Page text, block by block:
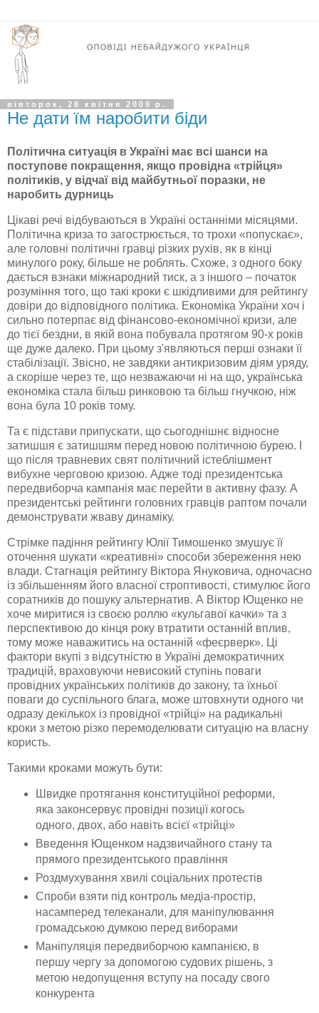
вівторок, 28 квітня 2009 р.
Не дати їм наробити біди
Політична ситуація в Україні має всі шанси на
поступове покращення, якщо провідна «трійця»
політиків, у відчаї від майбутньої поразки, не
наробить дурниць
Цікаві речі відбуваються в Україні останніми місяцями.
Політична криза то загострюється, то трохи «попускає»,
але головні політичні гравці різких рухів, як в кінці
минулого року, більше не роблять. Схоже, з одного боку
дається взнаки міжнародний тиск, а з іншого – початок
розуміння того, що такі кроки є шкідливими для рейтингу
довіри до відповідного політика. Економіка України хоч і
сильно потерпає від фінансово-економічної кризи, але
до тієї бездни, в якій вона побувала протягом 90-х років
ще дуже далеко. При цьому з'являються перші ознаки її
стабілізації. Звісно, не завдяки антикризовим діям уряду,
а скоріше через те, що незважаючи ні на що, українська
економіка стала більш ринковою та більш гнучкою, ніж
вона була 10 років тому.
Та є підстави припускати, що сьогоднішнє відносне
затишшя є затишшям перед новою політичною бурею. І
що після травневих свят політичний істеблішмент
вибухне черговою кризою. Адже тоді президентська
передвиборча кампанія має перейти в активну фазу. А
президентські рейтинги головних гравців раптом почали
демонструвати жваву динаміку.
Стрімке падіння рейтингу Юлії Тимошенко змушує її
оточення шукати «креативні» способи збереження нею
влади. Стагнація рейтингу Віктора Януковича, одночасно
із збільшенням його власноїстроптивості, стимулює його
соратників до пошуку альтернатив. А Віктор Ющенко не
хоче миритися із своєю роллю «кульгавої качки» та з
перспективою до кінця року втратити останній вплив,
тому може наважитись на останній «феєрверк». Ці
фактори вкупі з відсутністю в Україні демократичних
традицій, враховуючи невисокий ступінь поваги
провідних українських політиків до закону, та їхньої
поваги до суспільного блага, може штовхнути одного чи
одразу декількох із провідної «трійці» на радикальні
кроки з метою різко перемоделювати ситуацію на власну
користь.
Такими кроками можуть бути:
Швидке протягання конституційної реформи,
яка законсервує провідні позиції когось
одного, двох, або навіть всієї «трійці»
Введення Ющенком надзвичайного стану та
прямого президентського правління
Роздмухування хвилі соціальних протестів
Спроби взяти під контроль медіа-простір,
насамперед телеканали, для маніпулювання
громадською думкою перед виборами
Маніпуляція передвиборчоюкампанією, в
першу чергу за допомогою судових рішень, з
метою недопущення вступу на посаду свого
конкурента